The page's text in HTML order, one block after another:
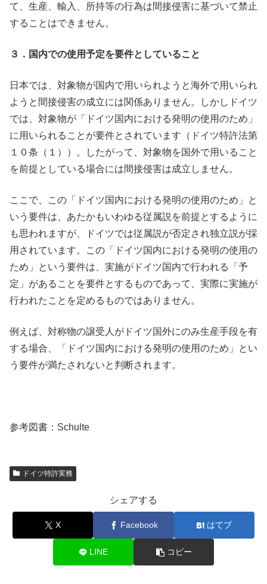
て、生産、輸入、所持等の行為は間接侵害に基づいて禁止
することはできません。
３．国内での使用予定を要件としていること
日本では、対象物が国内で用いられようと海外で用いられ
ようと間接侵害の成立には関係ありません。しかしドイツ
では、対象物が「ドイツ国内における発明の使用のため」
に用いられることが要件とされています（ドイツ特許法第
１０条（１））。したがって、対象物を国外で用いること
を前提としている場合には間接侵害は成立しません。
ここで、この「ドイツ国内における発明の使用のため」と
いう要件は、あたかもいわゆる従属説を前提とするように
も思われますが、ドイツでは従属説が否定され独立説が採
用されています。この「ドイツ国内における発明の使用の
ため」という要件は、実施がドイツ国内で行われる「予
定」があることを要件とするものであって、実際に実施が
行われたことを定めるものではありません。
例えば、対称物の譲受人がドイツ国外にのみ生産手段を有
する場合、「ドイツ国内における発明の使用のため」とい
う要件が満たされないと判断されます。
参考図書：Schulte
ドイツ特許実務
シェアする
X Facebook はてブ
LINE コピー